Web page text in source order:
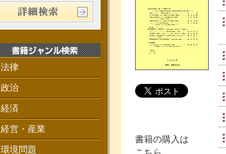
書籍の購入は
法律
政治
経済
経営・産業
環境問題